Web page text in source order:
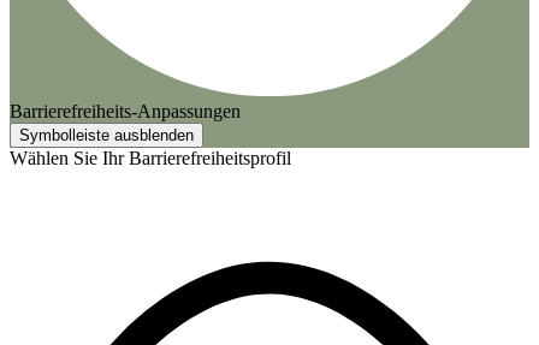
Barrierefreiheits-Anpassungen
Symbolleiste ausblenden
Wählen Sie Ihr Barrierefreiheitsprofil